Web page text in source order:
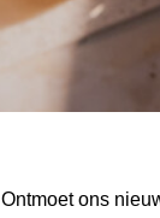
Ontmoet ons